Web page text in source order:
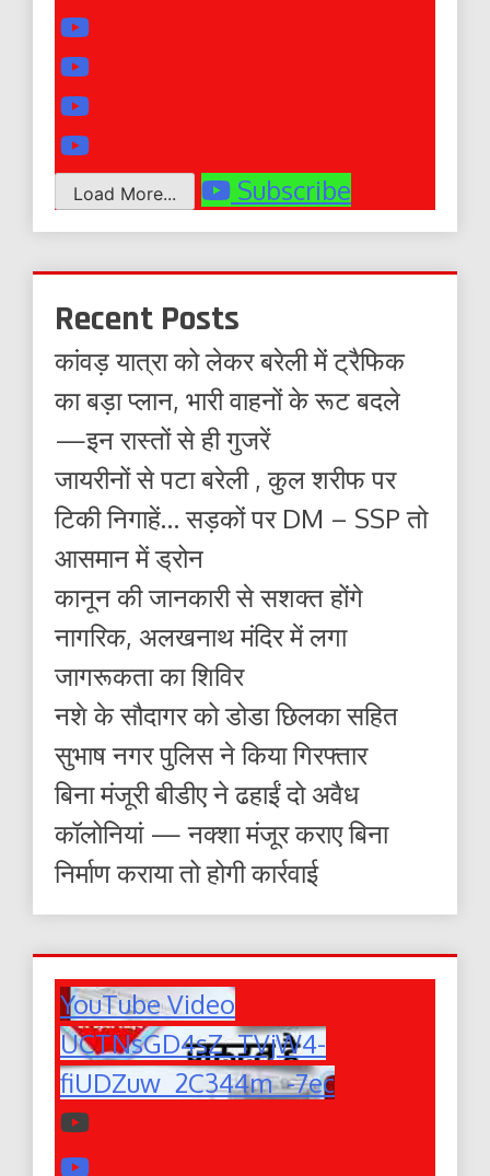
Load More... Subscribe
Recent Posts
कांवड़ यात्रा को लेकर बरेली में ट्रैफिक
का बड़ा प्लान, भारी वाहनों के रूट बदले
—इन रास्तों से ही गुजरें
जायरीनों से पटा बरेली , कुल शरीफ पर
टिकी निगाहें… सड़कों पर DM – SSP तो
आसमान में ड्रोन
कानून की जानकारी से सशक्त होंगे
नागरिक, अलखनाथ मंदिर में लगा
जागरूकता का शिविर
नशे के सौदागर को डोडा छिलका सहित
सुभाष नगर पुलिस ने किया गिरफ्तार
बिना मंजूरी बीडीए ने ढहाईं दो अवैध
कॉलोनियां — नक्शा मंजूर कराए बिना
निर्माण कराया तो होगी कार्रवाई
YouTube Video
UCTNsGD4sZ_TVjW4-
fiUDZuw_2C344m_-7ec